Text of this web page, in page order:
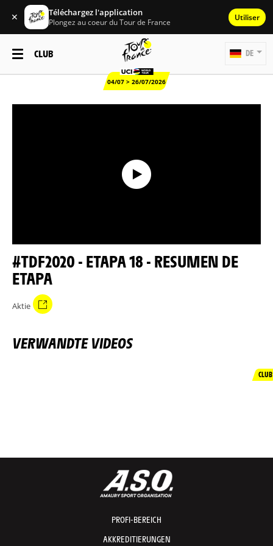
✕ Téléchargez l'application
Plongez au coeur du Tour de France Utiliser
CLUB
04/07 > 26/07/2026
DE
#TDF2020 - ETAPA 18 - RESUMEN DE
ETAPA
Aktie
VERWANDTE VIDEOS
CLUB
PROFI-BEREICH
AKKREDITIERUNGEN